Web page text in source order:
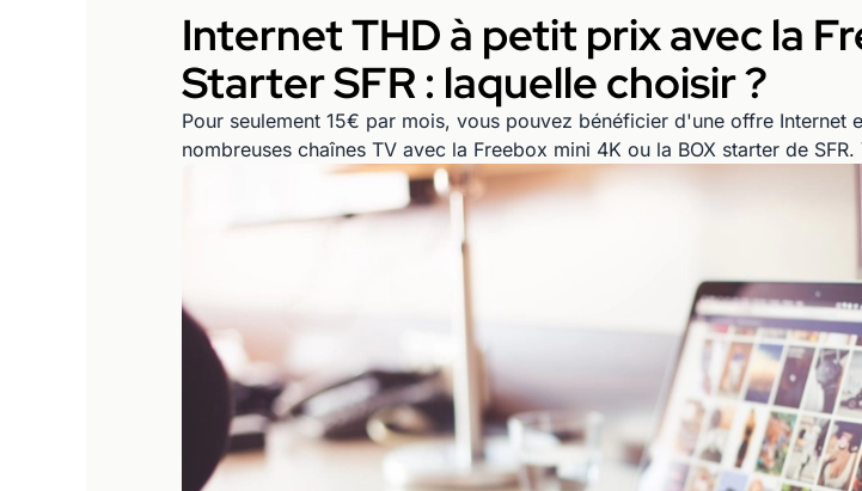
Internet THD à petit prix avec la
Starter SFR : laquelle choisir ?
Pour seulement 15€ par mois, vous pouvez bénéficier d'une offre
nombreuses chaînes TV avec la Freebox mini 4K ou la BOX starter de